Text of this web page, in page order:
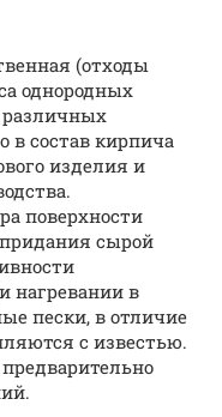
(отходы
однородных
различных
в состав кирпича
изделия и
поверхности
сырой
нагревании в
пески, в отличие
с известью.